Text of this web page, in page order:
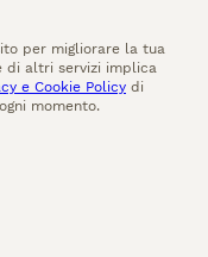
per migliorare la tua
di altri servizi implica
e Cookie Policy di
momento.